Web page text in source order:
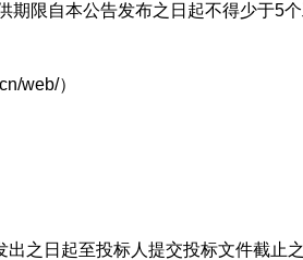
限自本公告发布之日起不得少于5
web/）
日起至投标人提交投标文件截止之